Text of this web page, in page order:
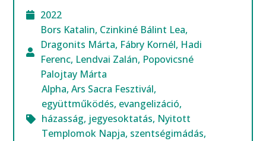
2022
Bors Katalin, Czinkiné Bálint Lea,
Dragonits Márta, Fábry Kornél, Hadi
Ferenc, Lendvai Zalán, Popovicsné
Palojtay Márta
Alpha,Ars Sacra Fesztivál,
együttműködés, evangelizáció,
házasság, jegyesoktatás, Nyitott
Templomok Napja, szentségimádás,